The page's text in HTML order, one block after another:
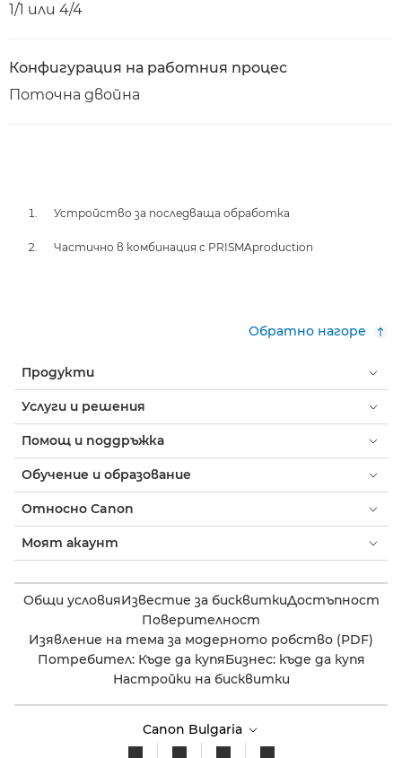
1/1 или 4/4
Конфигурация на работния процес
Поточна двойна
Устройство за последваща обработка
Частично в комбинация с PRISMAproduction
Обратно нагоре
Продукти
Услуги и решения
Помощ и поддръжка
Обучение и образование
Относно Canon
Моят акаунт
Общи условияИзвестие за бисквиткиДостъпност
Поверителност
Изявление на тема за модерното робство (PDF)
Потребител: Къде да купяБизнес: къде да купя
Настройки на бисквитки
Canon Bulgaria